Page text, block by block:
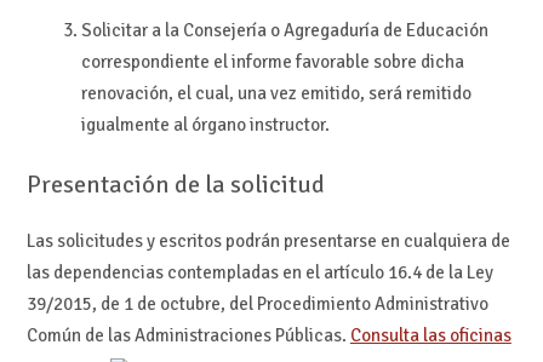
Solicitar a la Consejería o Agregaduría de Educación
correspondiente el informe favorable sobre dicha
renovación, el cual, una vez emitido, será remitido
igualmente al órgano instructor.
Presentación de la solicitud
Las solicitudes y escritos podrán presentarse en cualquiera de
las dependencias contempladas en el artículo 16.4 de la Ley
39/2015, de 1 de octubre, del Procedimiento Administrativo
Común de las Administraciones Públicas. Consulta las oficinas